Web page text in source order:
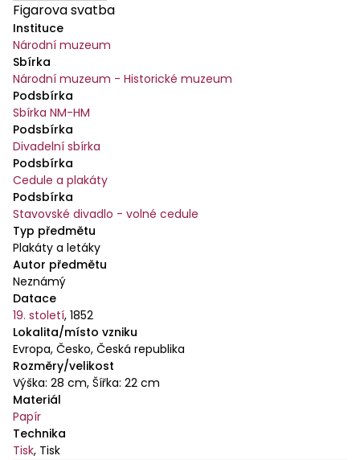
Figarova svatba
Instituce
Národní muzeum
Sbírka
Národní muzeum - Historické muzeum
Podsbírka
Sbírka NM-HM
Podsbírka
Divadelní sbírka
Podsbírka
Cedule a plakáty
Podsbírka
Stavovské divadlo - volné cedule
Typ předmětu
Plakáty a letáky
Autor předmětu
Neznámý
Datace
19. století, 1852
Lokalita/místo vzniku
Evropa, Česko, Česká republika
Rozměry/velikost
Výška: 28 cm, Šířka: 22 cm
Materiál
Papír
Technika
Tisk, Tisk